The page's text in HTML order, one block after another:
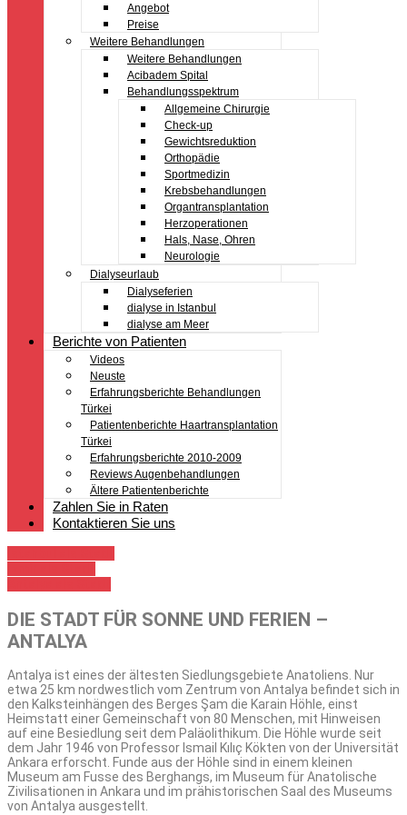
Angebot
Preise
Weitere Behandlungen
Weitere Behandlungen
Acibadem Spital
Behandlungsspektrum
Allgemeine Chirurgie
Check-up
Gewichtsreduktion
Orthopädie
Sportmedizin
Krebsbehandlungen
Organtransplantation
Herzoperationen
Hals, Nase, Ohren
Neurologie
Dialyseurlaub
Dialyseferien
dialyse in Istanbul
dialyse am Meer
Berichte von Patienten
Videos
Neuste
Erfahrungsberichte Behandlungen
Türkei
Patientenberichte Haartransplantation
Türkei
Erfahrungsberichte 2010-2009
Reviews Augenbehandlungen
Ältere Patientenberichte
Zahlen Sie in Raten
Kontaktieren Sie uns
DIE STADT FÜR SONNE UND FERIEN –
ANTALYA
Antalya ist eines der ältesten Siedlungsgebiete Anatoliens. Nur
etwa 25 km nordwestlich vom Zentrum von Antalya befindet sich in
den Kalksteinhängen des Berges Şam die Karain Höhle, einst
Heimstatt einer Gemeinschaft von 80 Menschen, mit Hinweisen
auf eine Besiedlung seit dem Paläolithikum. Die Höhle wurde seit
dem Jahr 1946 von Professor Ismail Kılıç Kökten von der Universität
Ankara erforscht. Funde aus der Höhle sind in einem kleinen
Museum am Fusse des Berghangs, im Museum für Anatolische
Zivilisationen in Ankara und im prähistorischen Saal des Museums
von Antalya ausgestellt.